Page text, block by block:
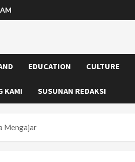
EDUCATION CULTURE
KAMI SUSUNAN REDAKSI
Mengajar